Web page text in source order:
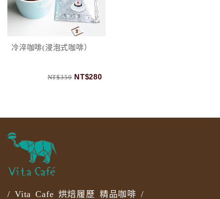
冷淬咖啡(浸泡式咖啡）
NT$350 NT$280
/ Vita Cafe 烘焙履歷 精品咖啡 /